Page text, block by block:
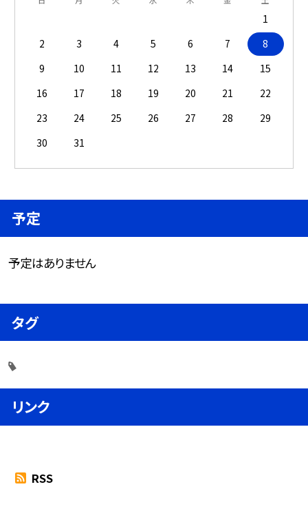
1
2
3 4 5 6 7
8
9
10 11 12 13 14
15
16
17 18 19 20 21
22
23
24 25 26 27 28
29
30
31
予定
予定はありません
タグ
リンク
RSS